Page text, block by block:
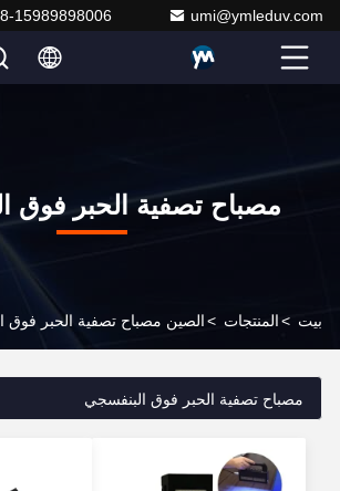
umi@ymleduv.com
15989898006
مصباح تصفية الحبر فوق
بيت >المنتجات >الصين مصباح تصفية الحبر فوق
مصباح تصفية الحبر فوق البنفسجي